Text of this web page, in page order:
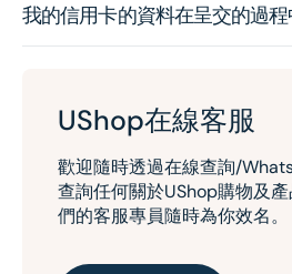
我的信用卡的資料在呈交的過程
UShop在線客服
歡迎隨時透過在線查詢/
查詢任何關於UShop購物及
們的客服專員隨時為你效名。